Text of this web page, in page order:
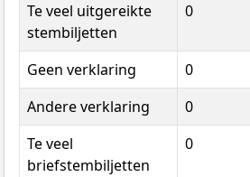
Te veel uitgereikte
stembiljetten
0
Geen verklaring
0
Andere verklaring
0
Te veel
briefstembiljetten
0